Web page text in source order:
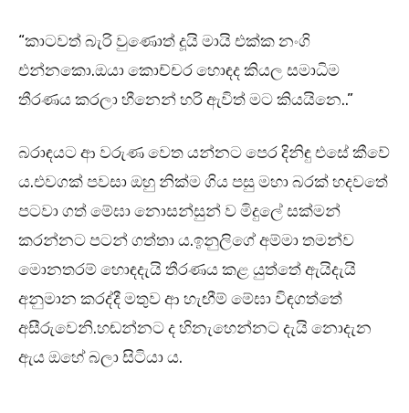
“කාටවත් බැරි වුණොත් දූයි මායි එක්ක නංගි
එන්නකො.ඔයා කොච්චර හොඳද කියල සමාධිම
තීරණය කරලා හීනෙන් හරි ඇවිත් මට කියයිනෙ..”
බරාඳයට ආ වරුණ වෙත යන්නට පෙර දිනිඳු එසේ කීවේ
ය.එවගක් පවසා ඔහු නික්ම ගිය පසු මහා බරක් හදවතේ
පටවා ගත් මේඝා නොසන්සුන් ව මිදුලේ සක්මන්
කරන්නට පටන් ගත්තා ය.ඉනුලිගේ අම්මා තමන්ව
මොනතරම් හොඳදැයි තීරණය කළ යුත්තේ ඇයිදැයි
අනුමාන කරද්දී මතුව ආ හැඟීම් මේඝා විඳගත්තේ
අසීරුවෙනි.හඬන්නට ද හිනැහෙන්නට දැයි නොදැන
ඇය ඔහේ බලා සිටියා ය.